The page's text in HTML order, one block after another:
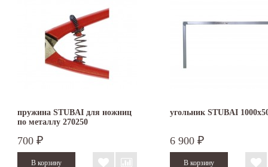
пружина STUBAI для ножниц
по металлу 270250
700 ₽
угольник STUBAI
6 900 ₽